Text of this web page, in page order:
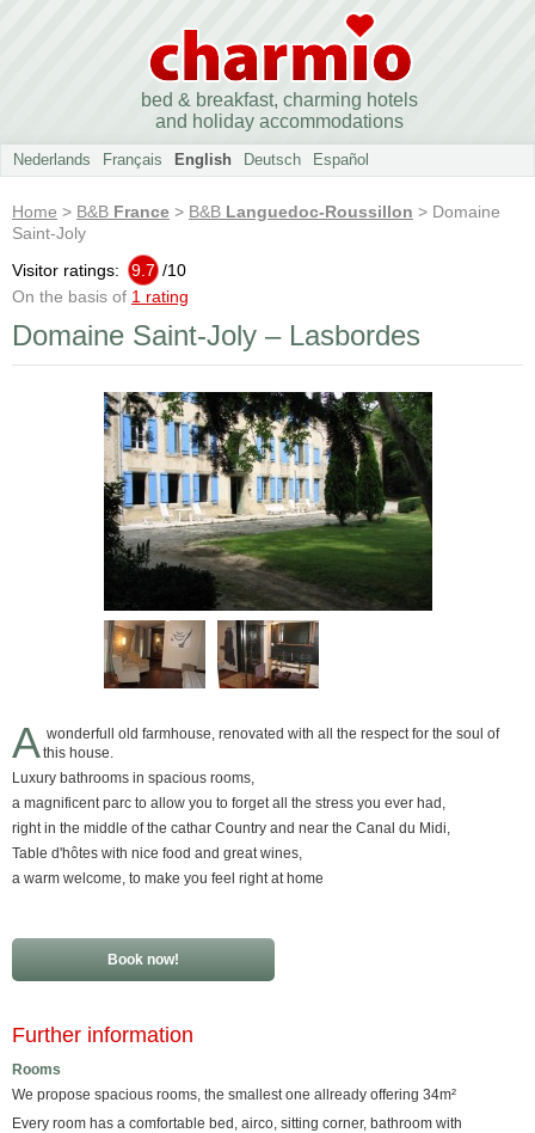
bed & breakfast, charming hotels
and holiday accommodations
Nederlands Français English Deutsch Español
Home > B&B France > B&B Languedoc-Roussillon > Domaine
Saint-Joly
Visitor ratings:
9.7 /10
On the basis of 1 rating
Domaine Saint-Joly – Lasbordes
A wonderfull old farmhouse, renovated with all the respect for the soul of
this house.
Luxury bathrooms in spacious rooms,
a magnificent parc to allow you to forget all the stress you ever had,
right in the middle of the cathar Country and near the Canal du Midi,
Table d'hôtes with nice food and great wines,
a warm welcome, to make you feel right at home
Book now!
Further information
Rooms
We propose spacious rooms, the smallest one allready offering 34m²
Every room has a comfortable bed, airco, sitting corner, bathroom with